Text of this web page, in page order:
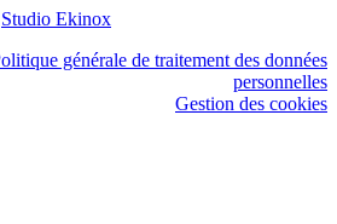
Studio Ekinox
générale de traitement des données
personnelles
Gestion des cookies